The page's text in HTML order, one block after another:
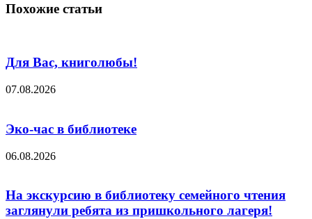
Похожие статьи
Для Вас, книголюбы!
07.08.2026
Эко-час в библиотеке
06.08.2026
На экскурсию в библиотеку семейного чтения
заглянули ребята из пришкольного лагеря!